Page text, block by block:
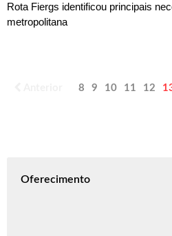
Rota Fiergs identificou principais
metropolitana
8 9 10 11 12
Oferecimento